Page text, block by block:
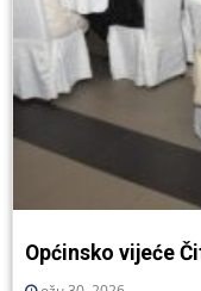
Općinsko vijeće